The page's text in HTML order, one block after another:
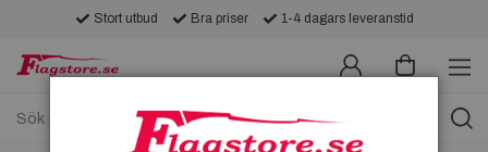
Stort utbud Bra priser 1-4 dagars leveranstid